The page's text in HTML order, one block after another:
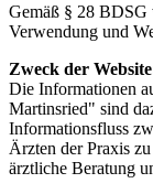
Gemäß § 28 BDSG
Verwendung und
Zweck der
Die Informationen
Martinsried" sind
Informationsfluss
Ärzten der Praxis
ärztliche Beratung